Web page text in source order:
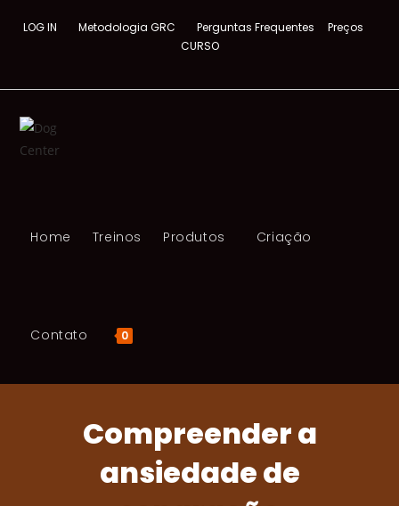
LOG IN Metodologia GRC Perguntas Frequentes
Preços
CURSO
Home Treinos Produtos Criação
Contato 0
Compreender a
ansiedade de